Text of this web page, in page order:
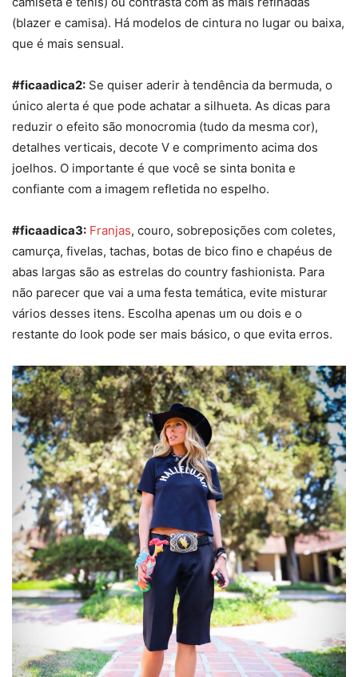
(blazer e camisa). Há modelos de cintura no lugar ou baixa,
que é mais sensual.
#ficaadica2: Se quiser aderir à tendência da bermuda, o
único alerta é que pode achatar a silhueta. As dicas para
reduzir o efeito são monocromia (tudo da mesma cor),
detalhes verticais, decote V e comprimento acima dos
joelhos. O importante é que você se sinta bonita e
confiante com a imagem refletida no espelho.
#ficaadica3: Franjas, couro, sobreposições com coletes,
camurça, fivelas, tachas, botas de bico fino e chapéus de
abas largas são as estrelas do country fashionista. Para
não parecer que vai a uma festa temática, evite misturar
vários desses itens. Escolha apenas um ou dois e o
restante do look pode ser mais básico, o que evita erros.